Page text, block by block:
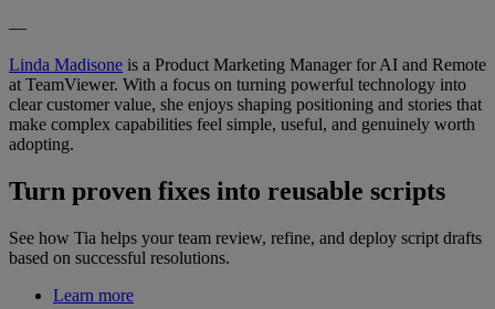
—
Linda Madisone is a Product Marketing Manager for AI and Remote
at TeamViewer. With a focus on turning powerful technology into
clear customer value, she enjoys shaping positioning and stories that
make complex capabilities feel simple, useful, and genuinely worth
adopting.
Turn proven fixes into reusable scripts
See how Tia helps your team review, refine, and deploy script drafts
based on successful resolutions.
Learn more